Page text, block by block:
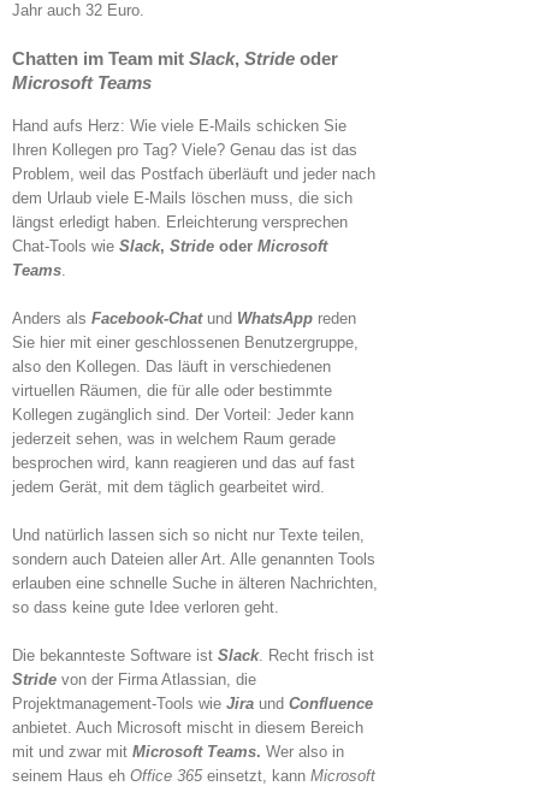
Jahr auch 32 Euro.
Chatten im Team mit Slack, Stride oder
Microsoft Teams
Hand aufs Herz: Wie viele E-Mails schicken Sie
Ihren Kollegen pro Tag? Viele? Genau das ist das
Problem, weil das Postfach überläuft und jeder nach
dem Urlaub viele E-Mails löschen muss, die sich
längst erledigt haben. Erleichterung versprechen
Chat-Tools wie Slack, Stride oder Microsoft
Teams
Anders als Facebook-Chatund WhatsApp reden
Sie hier mit einer geschlossenen Benutzergruppe,
also den Kollegen. Das läuft in verschiedenen
virtuellen Räumen, die für alle oder bestimmte
Kollegen zugänglich sind. Der Vorteil: Jeder kann
jederzeit sehen, was in welchem Raum gerade
besprochen wird, kann reagieren und das auf fast
jedem Gerät, mit dem täglich gearbeitet wird.
Und natürlich lassen sich so nicht nur Texte teilen,
sondern auch Dateien aller Art. Alle genannten Tools
erlauben eine schnelle Suche in älteren Nachrichten,
so dass keine gute Idee verloren geht.
Die bekannteste Software ist Slack. Recht frisch ist
Stride von der Firma Atlassian, die
Projektmanagement-Tools wie Jira und Confluence
anbietet. Auch Microsoft mischt in diesem Bereich
mit und zwar mit Microsoft Teams. Wer also in
seinem Haus eh Office 365 einsetzt, kann Microsoft